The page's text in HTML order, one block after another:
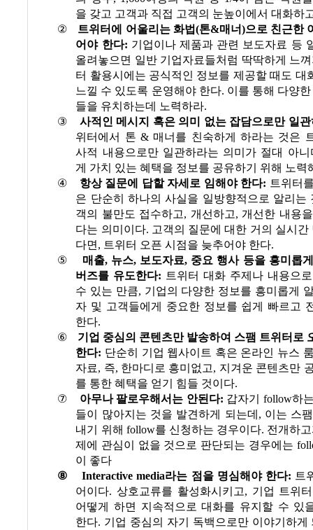
을 갖고 고객과 직접 고객의 눈높이에서 대화하
②
트위터에 어울리는 화법(톤&매너)으로 친근한
어야 한다: 기업이나 제품과 관련 보도자료 등
올려놓으면 일반 기업자료들처럼 딱딱하게 느
터 활용시에는 공식적인 정보를 제공할 때도 대
느낄 수 있도록 운영해야 한다. 이를 통해 다양
들을 유치하는데 노력하라.
③
사적인 메시지 혹은 의미 없는 잡담으로만 일
위터에서 톤 & 매너를 친숙하게 하라는 것은
사적 내용으로만 일관하라는 의미가 절대 아니
게 가치 있는 혜택을 정보를 공유하기 위해 노력
④
항상 질문에 답할 자세로 임해야 한다: 트위터
은 단순히 하나의 사실을 일방향적으로 알리는
객의 불만도 접수하고, 개선하고,개선한 내용
다는 의미이다. 고객의 질문에 대한 거의 실시간
다면, 트위터 오픈 시점을 늦추어야 한다.
⑤
매출, 뉴스, 보도자료, 중요 행사 등을 흥미롭
버즈를 유도한다: 트위터 대화 주제나 내용으
수 있는 만큼, 기업의 다양한 정보를 흥미롭게
자 및 고객들에게 중요한 정보를 쉽게 빠르고
한다.
⑥
기업 중심의 콘텐츠만 발송하여 스팸 트위터로
한다: 단순히 기업 웹사이트 혹은 온라인 뉴스
자료, 즉, 한마디로 흥미없고, 지겨운 콘텐츠만
를 통한 혜택을 얻기 힘들 것이다.
⑦
아무나 팔로우해서는 안된다: 갑자기 follow하
들이 많아지는 것을 발견하게 되는데 , 이는 스
내기 위해 follow를 신청하는 경우이다. 전개하
제에 관심이 없을 것으로 판단되는 경우에는
이 좋다
⑧
Interactive media라는 점을 명심해야 한다: 트
어이다.상호교류를 활성화시키고, 기업 트위
어떻게 하면 지속적으로 대화를 유지할 수 있
한다. 기업 중심의 자기 독백으로만 이야기하게